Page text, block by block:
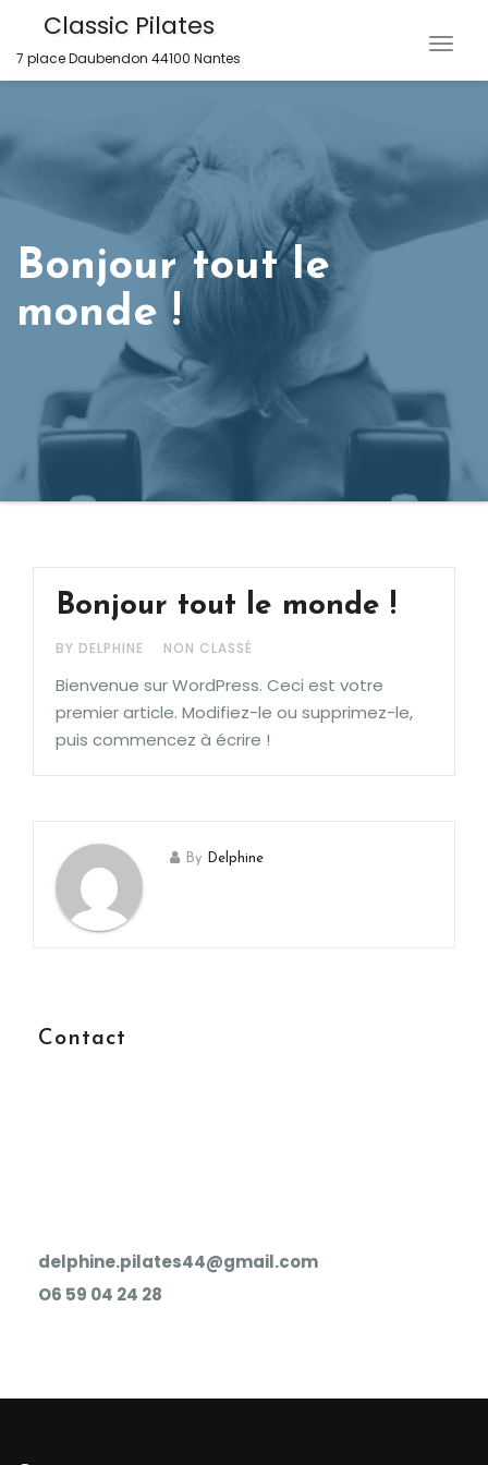
content
Classic Pilates
7 place Daubendon 44100 Nantes
Bonjour tout le
monde !
Bonjour tout le monde !
BY DELPHINE NON CLASSÉ
Bienvenue sur WordPress. Ceci est votre
premier article. Modifiez-le ou supprimez-le,
puis commencez à écrire !
By Delphine
Contact
delphine.pilates44@gmail.com
O6 59 04 24 28